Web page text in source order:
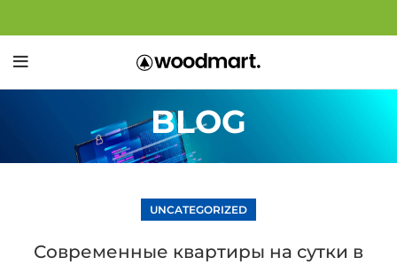
BLOG
UNCATEGORIZED
Современные квартиры на сутки в